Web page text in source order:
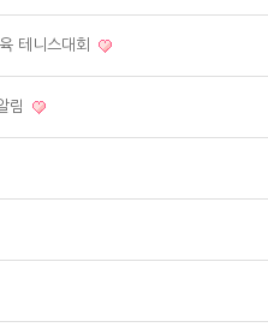
테니스대회
림